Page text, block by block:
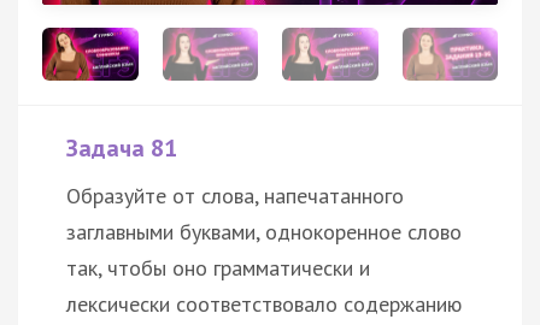
Задача 81
Образуйте от слова, напечатанного
заглавными буквами, однокоренное слово
так, чтобы оно грамматически и
лексически соответствовало содержанию